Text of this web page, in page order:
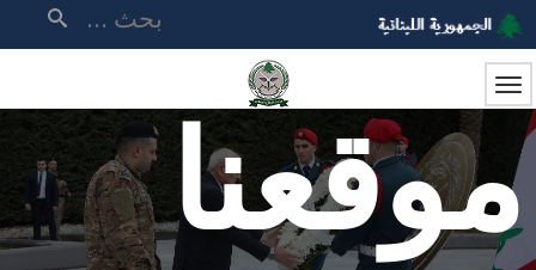
تجاوز
إلى
المحتوى
الرئيسي
موقعنا